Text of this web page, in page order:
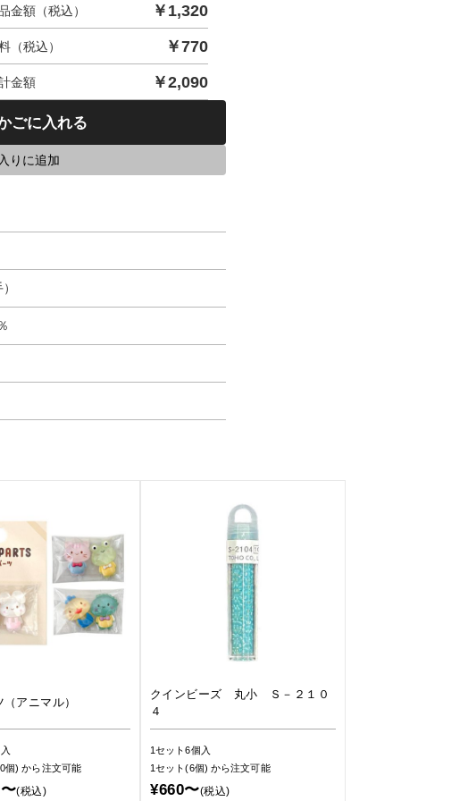
金額（税込） ￥ 1,320
（税込） ￥770
金額 ￥2,090
ごに入れる
りに追加
アニマル）
個)から注文可能
(税込)
クインビーズ 丸小 Ｓ－２１０
４
1セット6個入
1セット(6個) から注文可能
¥660〜(税込)